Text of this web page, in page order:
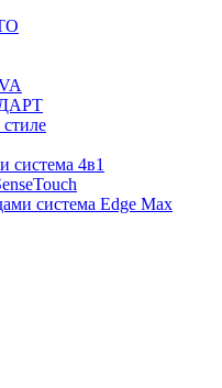
система 4в1
система Edge Max